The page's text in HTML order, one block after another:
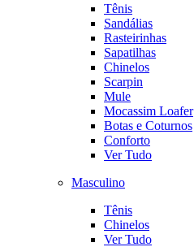
Tênis
Sandálias
Rasteirinhas
Sapatilhas
Chinelos
Scarpin
Mule
Mocassim Loafer
Botas e Coturnos
Conforto
Ver Tudo
Masculino
Tênis
Chinelos
Ver Tudo